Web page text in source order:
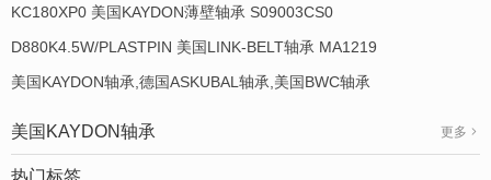
KC180XP0 美国KAYDON薄壁轴承 S09003CS0
D880K4.5W/PLASTPIN 美国LINK-BELT轴承 MA1219
美国KAYDON轴承,德国ASKUBAL轴承,美国BWC轴承
美国KAYDON轴承 更多
热门标签